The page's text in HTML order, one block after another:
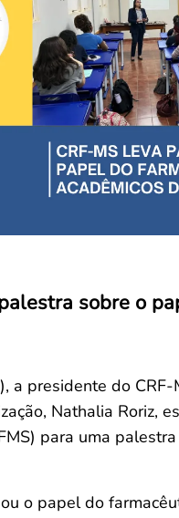
sobre o
a presidente do
Nathalia Roriz,
para uma
o papel do